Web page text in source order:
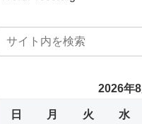
2026年8
日 月 火 水